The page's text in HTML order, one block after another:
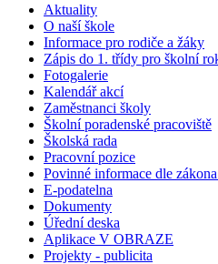
Aktuality
O naší škole
Informace pro rodiče a žáky
Zápis do 1. třídy pro školní
Fotogalerie
Kalendář akcí
Zaměstnanci školy
Školní poradenské pracoviště
Školská rada
Pracovní pozice
Povinné informace dle
E-podatelna
Dokumenty
Úřední deska
Aplikace V OBRAZE
Projekty - publicita